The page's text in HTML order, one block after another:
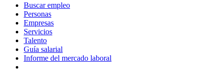
Buscar empleo
Personas
Empresas
Servicios
Talento
Guía salarial
Informe del mercado laboral